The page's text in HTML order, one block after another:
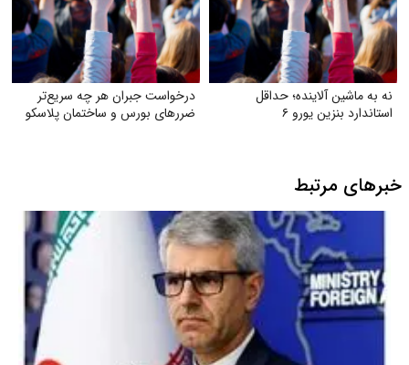
نه به ماشین آلاینده؛ حداقل
استاندارد بنزین یورو ۶
درخواست جبران هر چه سریع‌تر
ضررهای بورس و ساختمان پلاسکو
خبرهای مرتبط